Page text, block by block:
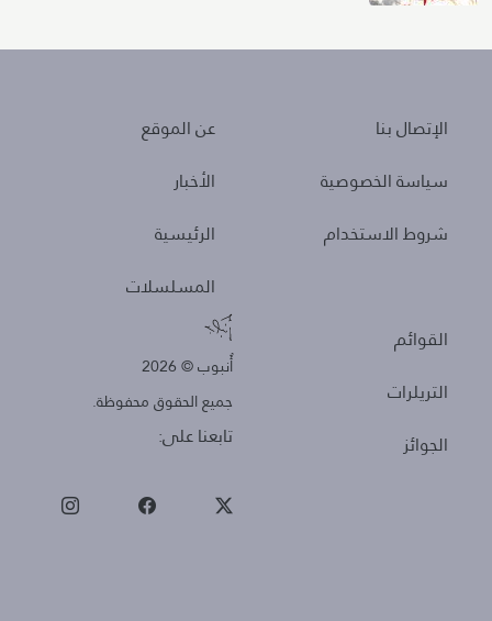
Policies
الإتصال بنا
سياسة الخصوصية
شروط الاستخدام
About
عن الموقع
الأخبار
الرئيسية
المسلسلات
Other
القوائم
التريلرات
الجوائز
أُنبوب © 2026
جميع الحقوق محفوظة.
تابعنا على: